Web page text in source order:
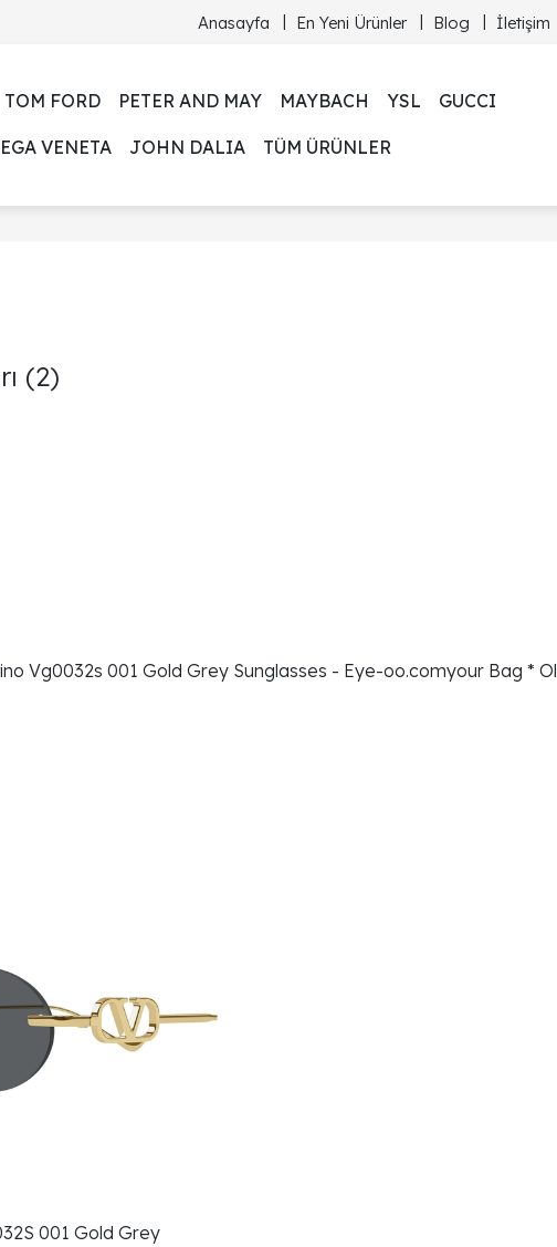
Anasayfa En Yeni Ürünler Blog İletişim
TOM FORD PETER AND MAY MAYBACH YSL GUCCI
VENETA JOHN DALIA TÜM ÜRÜNLER
(2)
Vg0032s 001 Gold Grey Sunglasses - Eye-oo.comyour Bag *
001 Gold Grey